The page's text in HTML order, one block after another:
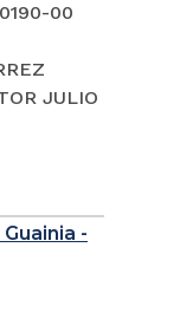
00
JULIO
-